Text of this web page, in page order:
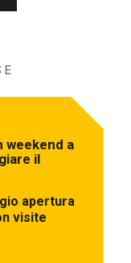
weekend a
il
apertura
visite